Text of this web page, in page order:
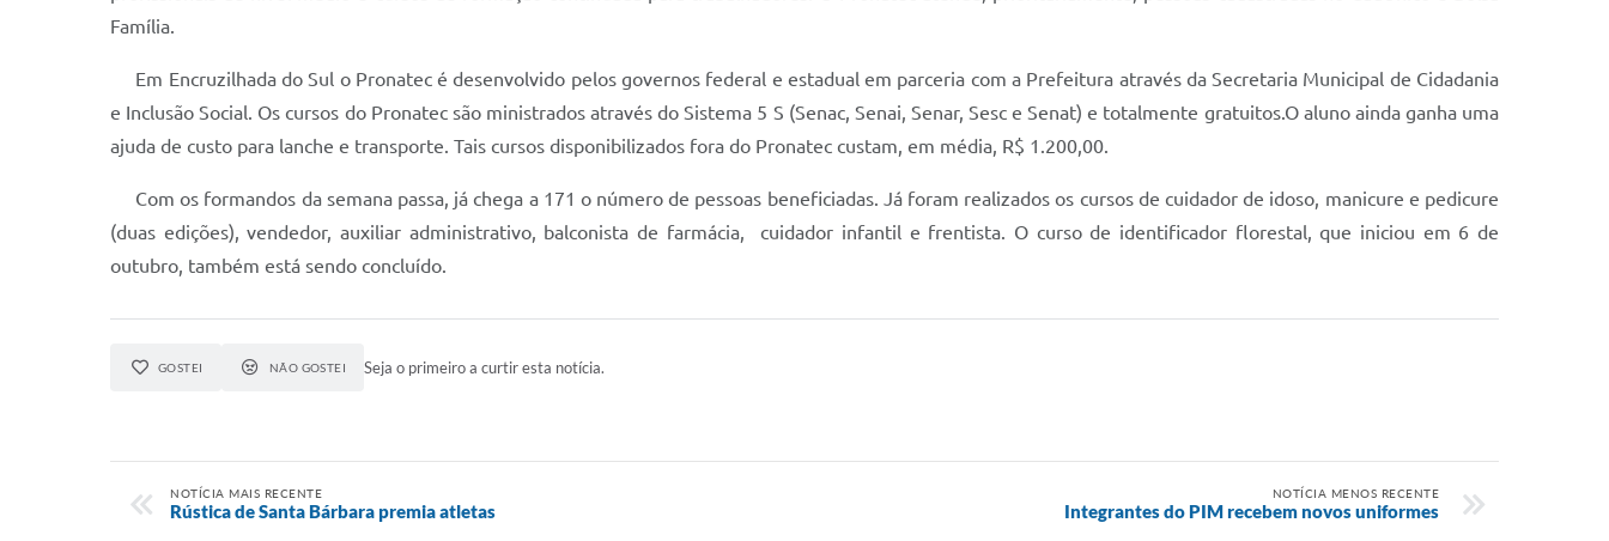
Família.
Em Encruzilhada do Sul o Pronatec é desenvolvido pelos governos federal e estadual em parceria com a Prefeitura através da Secretaria Municipal de Cidadania
e Inclusão Social. Os cursos do Pronatec são ministrados através do Sistema 5 S (Senac, Senai, Senar, Sesc e Senat) e totalmente gratuitos.O aluno ainda ganha uma
ajuda de custo para lanche e transporte. Tais cursos disponibilizados fora do Pronatec custam, em média, R$ 1.200,00.
Com os formandos da semana passa, já chega a 171 o número de pessoas beneficiadas. Já foram realizados os cursos de cuidador de idoso, manicure e pedicure
(duas edições), vendedor, auxiliar administrativo, balconista de farmácia, cuidador infantil e frentista. O curso de identificador florestal, que iniciou em 6 de
outubro, também está sendo concluído.
GOSTEI NÃO GOSTEI Seja o primeiro a curtir esta notícia.
NOTÍCIA MAIS RECENTE
Rústica de Santa Bárbara premia atletas
NOTÍCIA MENOS RECENTE
Integrantes do PIM recebem novos uniformes